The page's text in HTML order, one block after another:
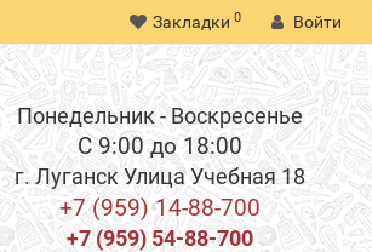
Закладки 0 Войти
Понедельник - Воскресенье
С 9:00 до 18:00
г. Луганск Улица Учебная 18
+7 (959) 14-88-700
+7 (959) 54-88-700